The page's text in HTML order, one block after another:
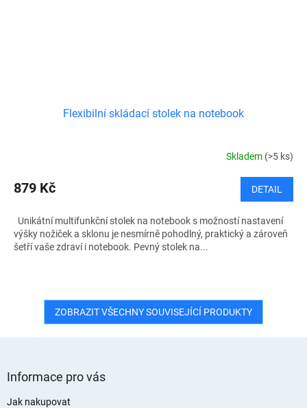
Flexibilní skládací stolek na notebook
Skladem (>5 ks)
879 Kč DETAIL
Unikátní multifunkční stolek na notebook s možností nastavení
výšky nožiček a sklonu je nesmírně pohodlný, praktický a zároveň
šetří vaše zdraví i notebook. Pevný stolek na...
ZOBRAZIT VŠECHNY SOUVISEJÍCÍ PRODUKTY
Informace pro vás
Jak nakupovat